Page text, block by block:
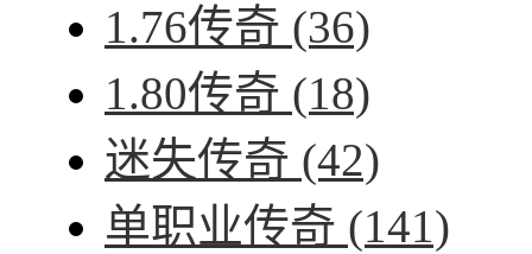
1.76传奇 (36)
1.80传奇 (18)
迷失传奇 (42)
单职业传奇 (141)